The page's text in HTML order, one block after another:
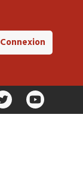
Connexion